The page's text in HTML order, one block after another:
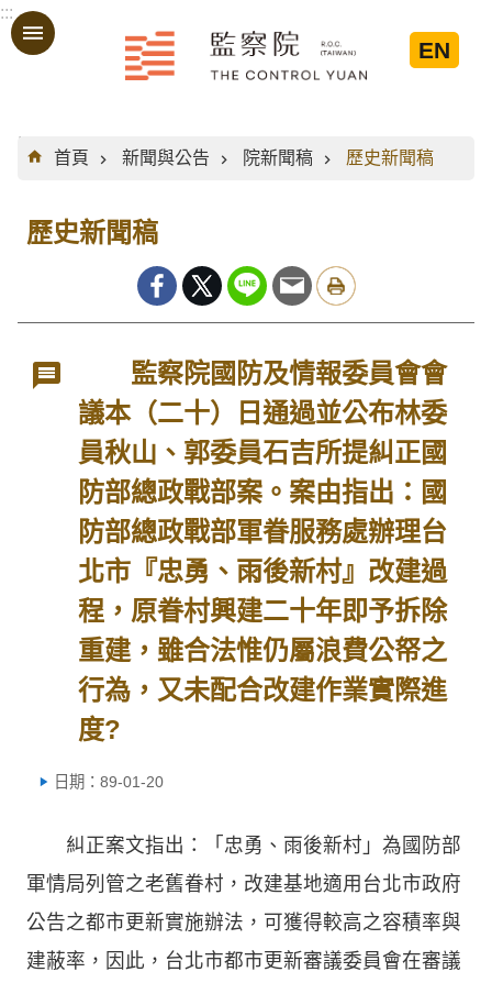
跳到主要內容區塊
:::
EN
:::
首頁
新聞與公告 院新聞稿 歷史新聞稿
歷史新聞稿
監察院國防及情報委員會會
議本（二十）日通過並公布林委
員秋山、郭委員石吉所提糾正國
防部總政戰部案。案由指出：國
防部總政戰部軍眷服務處辦理台
北市『忠勇、雨後新村』改建過
程，原眷村興建二十年即予拆除
重建，雖合法惟仍屬浪費公帑之
行為，又未配合改建作業實際進
度?
日期：89-01-20
糾正案文指出：「忠勇、雨後新村」為國防部
軍情局列管之老舊眷村，改建基地適用台北市政府
公告之都市更新實施辦法，可獲得較高之容積率與
建蔽率，因此，台北市都市更新審議委員會在審議